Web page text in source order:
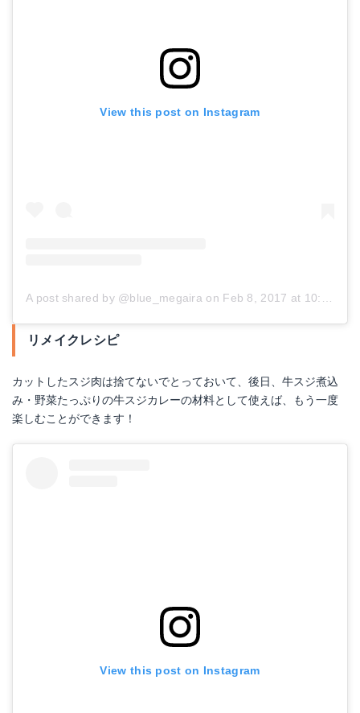
View this post on Instagram
A post shared by @blue_megaira on Feb 8, 2017 at 10:25am PST
リメイクレシピ
カットしたスジ肉は捨てないでとっておいて、後日、牛スジ煮込
み・野菜たっぷりの牛スジカレーの材料として使えば、もう一度
楽しむことができます！
View this post on Instagram